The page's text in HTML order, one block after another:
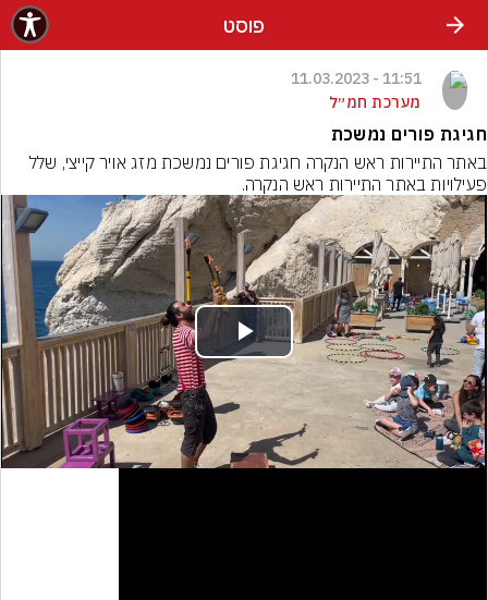
פוסט
11:51 - 11.03.2023
מערכת חמ״ל
חגיגת פורים נמשכת
פעילויות באתר התיירות ראש הנקרה.
Play
Video